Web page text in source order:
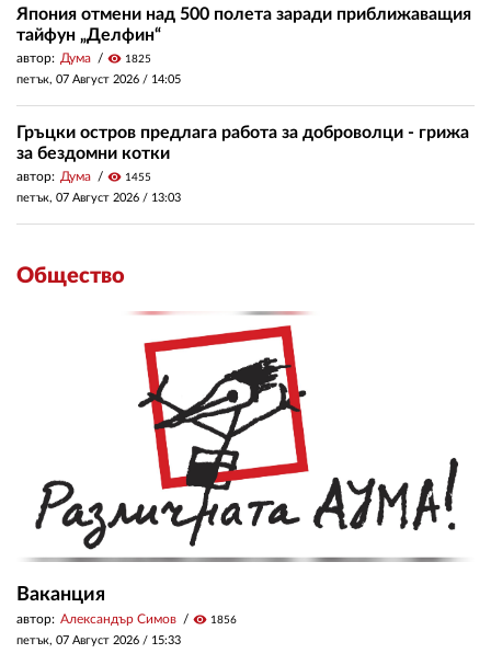
Япония отмени над 500 полета заради приближаващия
тайфун „Делфин“
автор: Дума visibility 1825
петък, 07 Август 2026 / 14:05
Гръцки остров предлага работа за доброволци - грижа
за бездомни котки
автор: Дума visibility 1455
петък, 07 Август 2026 / 13:03
Общество
Ваканция
автор: Александър Симов visibility 1856
петък, 07 Август 2026 / 15:33